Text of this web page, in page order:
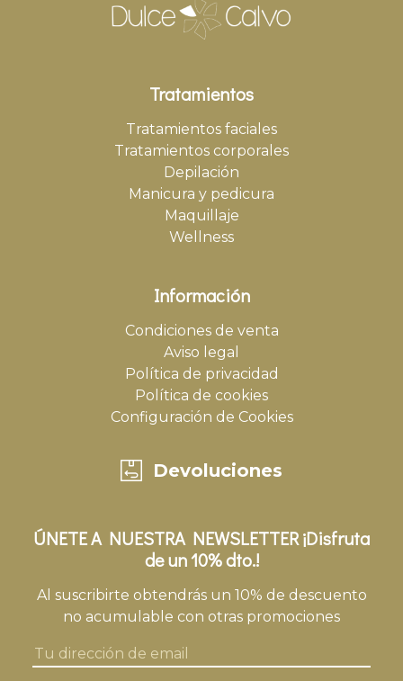
Tratamientos
Tratamientos faciales
Tratamientos corporales
Depilación
Manicura y pedicura
Maquillaje
Wellness
Información
Condiciones de venta
Aviso legal
Política de privacidad
Política de cookies
Configuración de Cookies
Devoluciones
ÚNETE A NUESTRA NEWSLETTER ¡Disfruta
de un 10% dto.!
Al suscribirte obtendrás un 10% de descuento
no acumulable con otras promociones